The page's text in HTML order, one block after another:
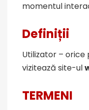
momentul
Definiții
Utilizator –
vizitează site-ul
TERMENI